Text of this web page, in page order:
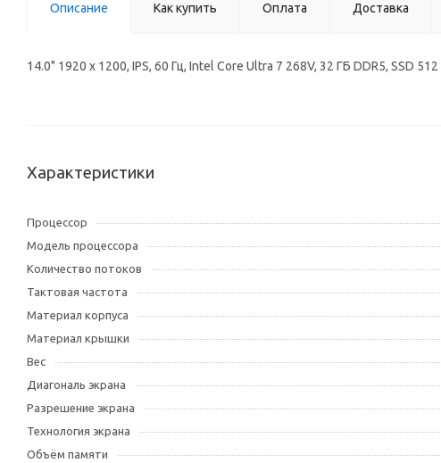
Описание Как купить Оплата Доставка
14.0" 1920 x 1200, IPS, 60 Гц, Intel Core Ultra 7 268V, 32 ГБ DDR5, SSD
Характеристики
Процессор
Модель процессора
Количество потоков
Тактовая частота
Материал корпуса
Материал крышки
Вес
Диагональ экрана
Разрешение экрана
Технология экрана
Объём памяти